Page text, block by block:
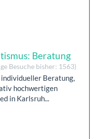
Beratung
Besuche bisher: 1563)
Beratung,
hochwertigen
in Karlsruh...